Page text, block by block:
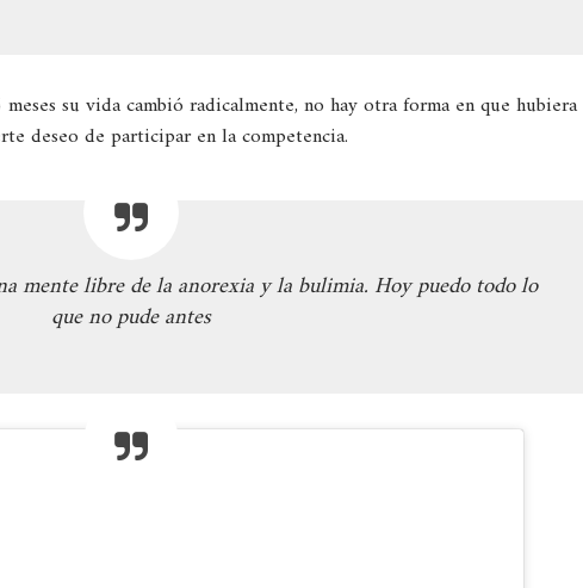
su vida cambió radicalmente, no hay otra forma en que hubiera
deseo de participar en la competencia.
mente libre de la anorexia y la bulimia. Hoy puedo todo lo
que no pude antes